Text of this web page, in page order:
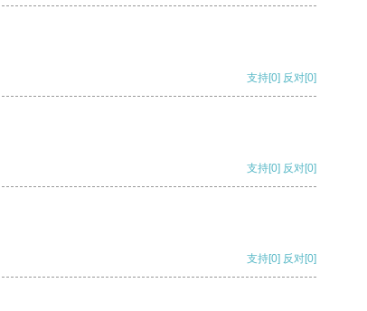
支持[0] 反对[0]
支持[0] 反对[0]
支持[0] 反对[0]